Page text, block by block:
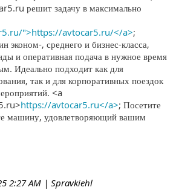
решит задачу в максимально
">https://avtocar5.ru/</a>;
, среднего и бизнес-класса,
и оперативная подача в нужное время
Идеально подходит как для
так и для корпоративных поездок
<a
https://avtocar5.ru</a>; Посетите
машину, удовлетворяющий вашим
2:27 AM | Spravkiehl